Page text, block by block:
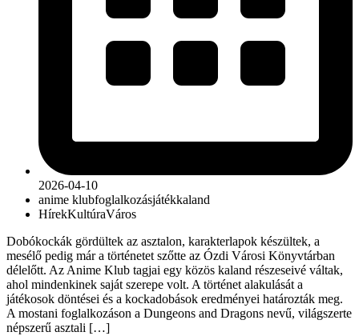
2026-04-10
anime klubfoglalkozásjátékkaland
HírekKultúraVáros
Dobókockák gördültek az asztalon, karakterlapok készültek, a
mesélő pedig már a történetet szőtte az Ózdi Városi Könyvtárban
délelőtt. Az Anime Klub tagjai egy közös kaland részeseivé váltak,
ahol mindenkinek saját szerepe volt. A történet alakulását a
játékosok döntései és a kockadobások eredményei határozták meg.
A mostani foglalkozáson a Dungeons and Dragons nevű, világszerte
népszerű asztali […]